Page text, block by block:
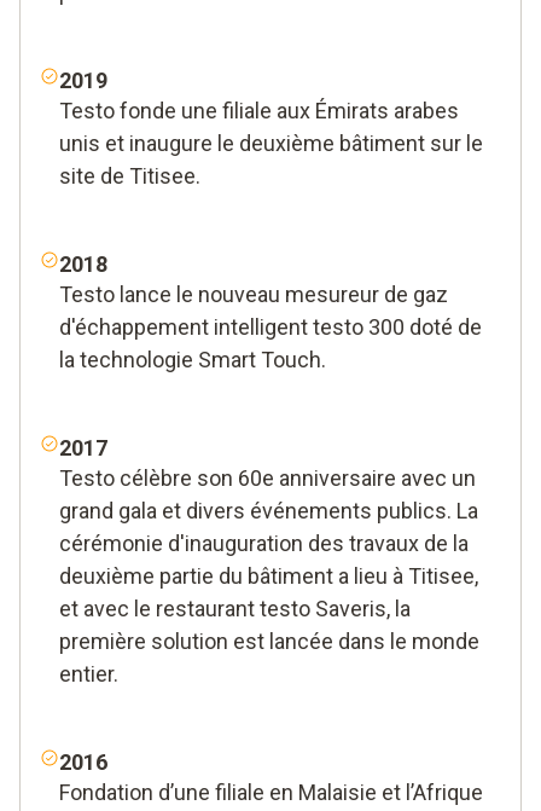
2019
Testo fonde une filiale aux Émirats arabes
unis et inaugure le deuxième bâtiment sur le
site de Titisee.
2018
Testo lance le nouveau mesureur de gaz
d'échappement intelligent testo 300 doté de
la technologie Smart Touch.
2017
Testo célèbre son 60e anniversaire avec un
grand gala et divers événements publics. La
cérémonie d'inauguration des travaux de la
deuxième partie du bâtiment a lieu à Titisee,
et avec le restaurant testo Saveris, la
première solution est lancée dans le monde
entier.
2016
Fondation d’une filiale en Malaisie et l’Afrique